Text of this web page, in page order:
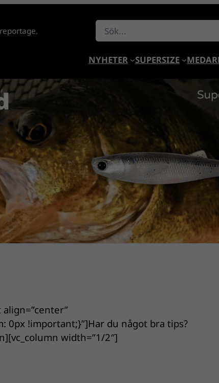
Sök
NYHETER SUPERSIZE
0px !important;}”]Har du något bra tips?
width=”1/2″]